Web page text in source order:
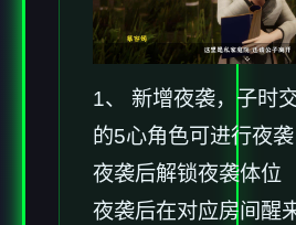
1、 新增夜袭，子时
的5心角色可进行夜袭
夜袭后解锁夜袭体位
夜袭后在对应房间醒